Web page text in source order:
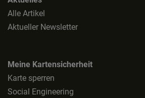
Alle Artikel
Aktueller Newsletter
Meine Kartensicherheit
Karte sperren
Social Engineering